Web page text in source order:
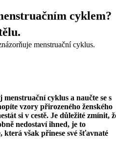
cyklem?
cyklus a naučte se s
vzory přirozeného ženského
si v cestě. Je důležité zmínit,
nedostaví ihned, je to
která však přinese své šťavnaté